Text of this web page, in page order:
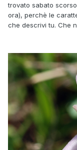
trovato sabato
ora), perchè le
che descrivi tu. Che